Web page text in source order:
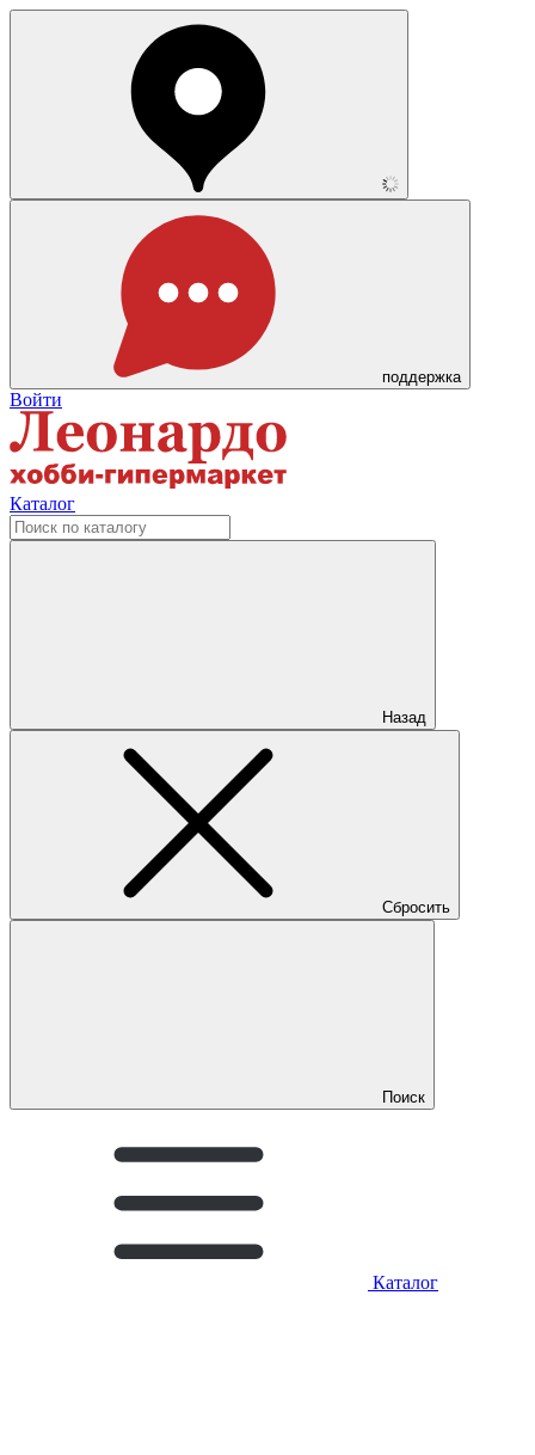
поддержка
Войти
Каталог
Назад
Сбросить
Поиск
Каталог